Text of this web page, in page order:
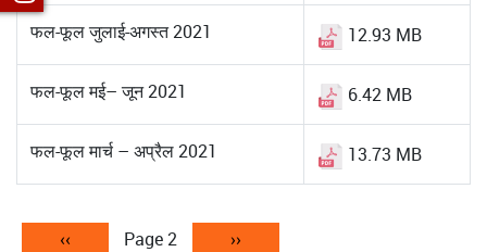
फल-फूल जुलाई-अगस्त 2021 12.93 MB
फल-फूल मई– जून 2021 6.42 MB
फल-फूल मार्च – अप्रैल 2021 13.73 MB
Pagination
Previous
‹‹ Page 2
Next
››